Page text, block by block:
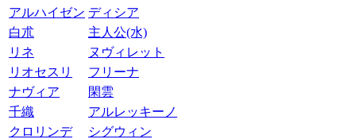
アルハイゼン ディシア
白朮
主人公(水)
リネ
ヌヴィレット
リオセスリ
フリーナ
ナヴィア
閑雲
千織
アルレッキーノ
クロリンデ
シグウィン